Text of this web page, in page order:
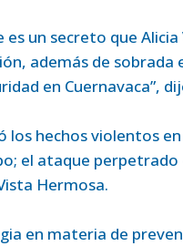
es un secreto que
además de
en Cuernavaca”,
los hechos violentos
el ataque
Hermosa.
en materia de